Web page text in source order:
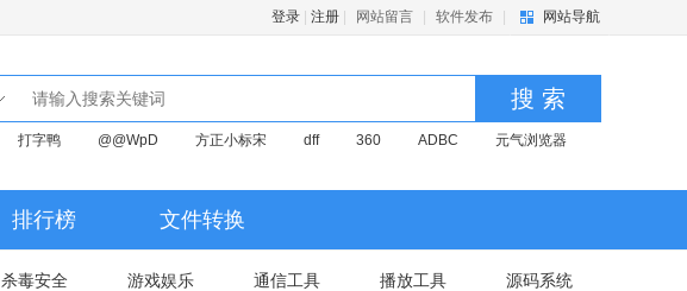
登录 注册 网站留言 软件发布 网站导航
搜 索
打字鸭 @@WpD 方正小标宋 dff 360 ADBC 元气浏览器
排行榜 文件转换
杀毒安全 游戏娱乐 通信工具 播放工具 源码系统